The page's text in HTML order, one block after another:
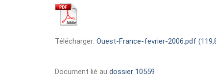
Télécharger: Ouest-France-fevrier-2006.pdf
Document lié au dossier 10559